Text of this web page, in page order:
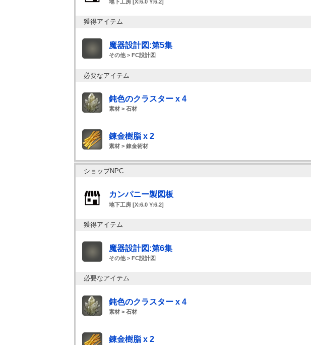
地下工房 [X:6.0 Y:6.2]
獲得アイテム
魔器設計図:第5集
その他 > FC設計図
必要なアイテム
鈍色のクラスター x 4
素材 > 石材
錬金樹脂 x 2
素材 > 錬金術材
ショップNPC
カンパニー製図板
地下工房 [X:6.0 Y:6.2]
獲得アイテム
魔器設計図:第6集
その他 > FC設計図
必要なアイテム
鈍色のクラスター x 4
素材 > 石材
錬金樹脂 x 2